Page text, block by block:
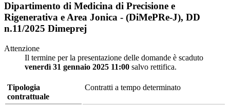
Dipartimento di Medicina di Precisione e
Rigenerativa e Area Jonica - (DiMePRe-J), DD
n.11/2025 Dimeprej
Attenzione
Il termine per la presentazione delle domande è scaduto
venerdì 31 gennaio 2025 11:00 salvo rettifica.
Tipologia
contrattuale
Contratti a tempo determinato